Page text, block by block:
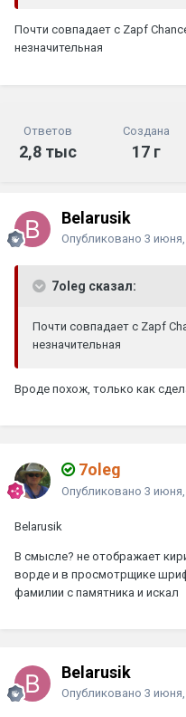
Почти совпадает с Zapf
незначительная
Ответов
2,8 тыс
Создана
17 г
Belarusik
Опубликовано 3
7oleg сказал:
Почти совпадает с Zapf
незначительная
Вроде похож, только как
7oleg
Опубликовано 3
Belarusik
В смысле? не отображает
ворде и в просмотрщике
фамилии с памятника и искал
Belarusik
Опубликовано 3